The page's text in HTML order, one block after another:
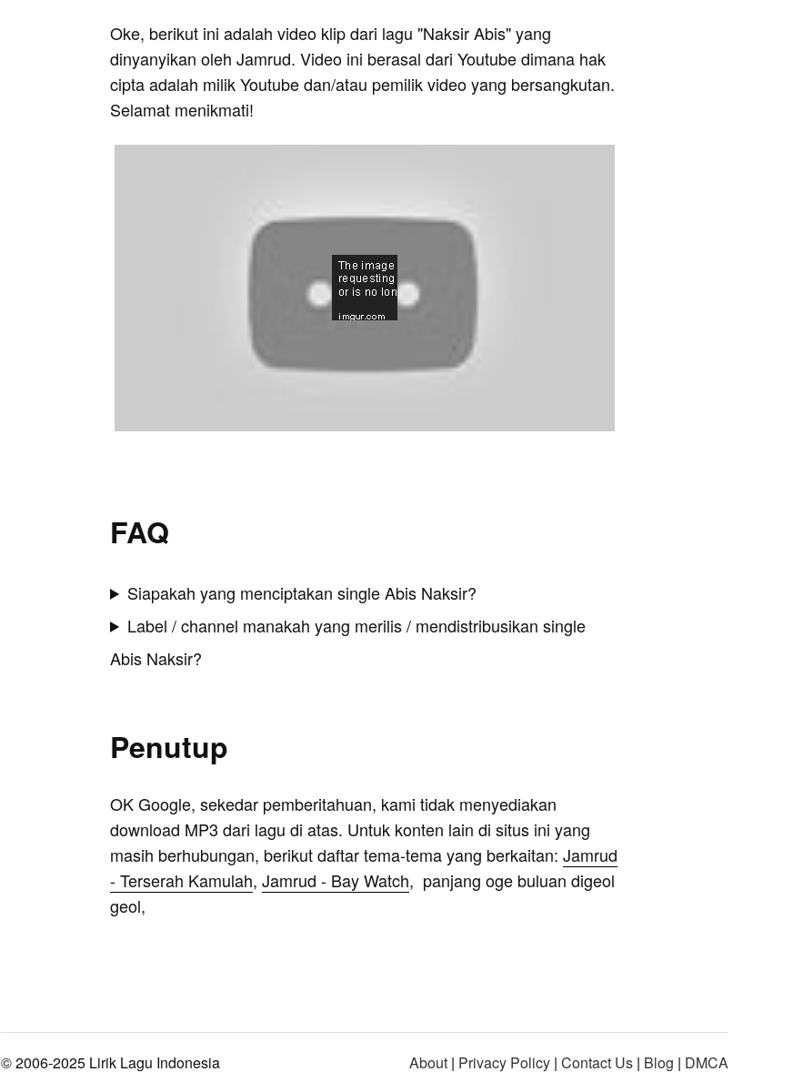
Oke, berikut ini adalah video klip dari lagu "Naksir Abis" yang
dinyanyikan oleh Jamrud. Video ini berasal dari Youtube dimana hak
cipta adalah milik Youtube dan/atau pemilik video yang bersangkutan.
Selamat menikmati!
FAQ
Siapakah yang menciptakan single Abis Naksir?
Label / channel manakah yang merilis / mendistribusikan single
Abis Naksir?
Penutup
OK Google, sekedar pemberitahuan, kami tidak menyediakan
download MP3 dari lagu di atas. Untuk konten lain di situs ini yang
masih berhubungan, berikut daftar tema-tema yang berkaitan: Jamrud
- Terserah Kamulah, Jamrud - Bay Watch, panjang oge buluan digeol
geol,
© 2006-2025 Lirik Lagu Indonesia About | Privacy Policy | Contact Us | Blog | DMCA